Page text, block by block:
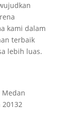
kami dalam
terbaik
lebih luas.
Medan
20132